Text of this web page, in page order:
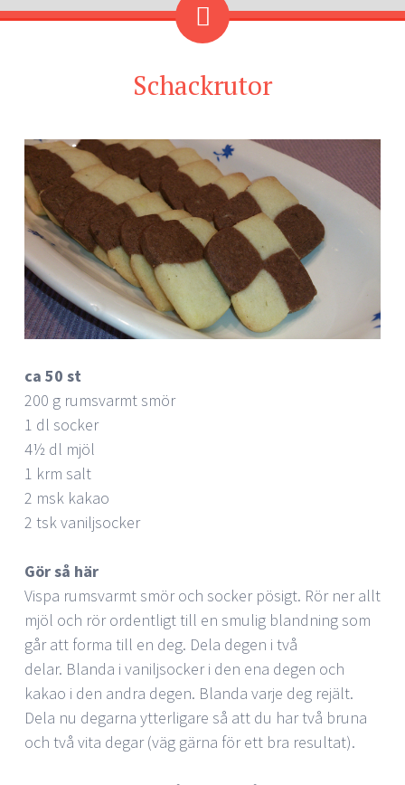
Schackrutor
ca 50 st
200 g rumsvarmt smör
1 dl socker
4½ dl mjöl
1 krm salt
2 msk kakao
2 tsk vaniljsocker
Gör så här
Vispa rumsvarmt smör och socker pösigt. Rör ner allt
mjöl och rör ordentligt till en smulig blandning som
går att forma till en deg. Dela degen i två
delar. Blanda i vaniljsocker i den ena degen och
kakao i den andra degen. Blanda varje deg rejält.
Dela nu degarna ytterligare så att du har två bruna
och två vita degar (väg gärna för ett bra resultat).